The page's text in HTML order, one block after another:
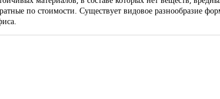
по стоимости. Существует видовое